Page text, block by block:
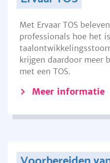
Met Ervaar TOS
professionals hoe het
krijgen daardoor meer
met een TOS.
Meer informatie